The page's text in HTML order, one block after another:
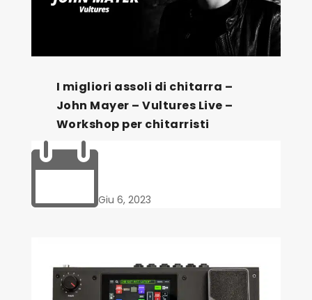
I migliori assoli di chitarra –
John Mayer – Vultures Live –
Workshop per chitarristi
Giu 6, 2023